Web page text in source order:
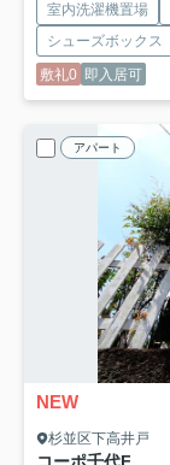
室内洗濯機置場
シューズボックス
敷礼0 即入居可
アパート
NEW
杉並区下高井戸